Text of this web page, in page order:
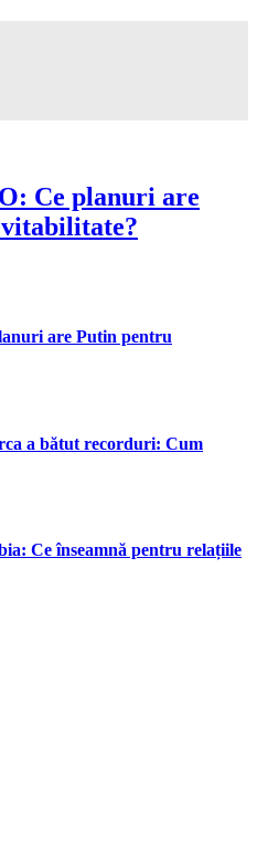
Ce planuri are
are Putin pentru
a bătut recorduri: Cum
Ce înseamnă pentru relațiile